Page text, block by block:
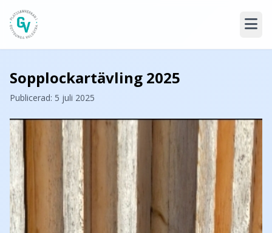
Sopplockartävling 2025
Publicerad: 5 juli 2025